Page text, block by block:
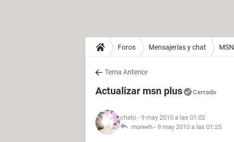
Foros Mensajerías y chat MSN
Tema Anterior
Actualizar msn plus Cerrado
chato - 9 may 2010 a las 01:02
moreeh - 9 may 2010 a las 01:25